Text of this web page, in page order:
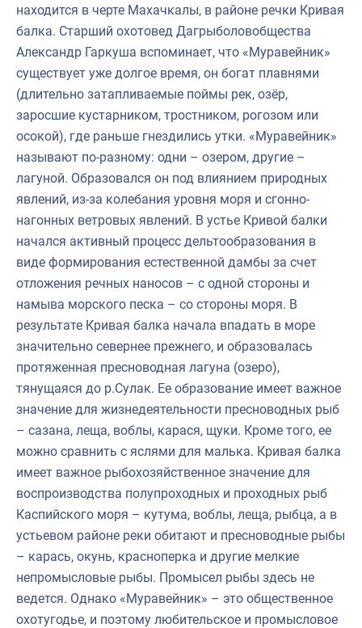
Отрасль в цифрах
Инфографика
Большая африканская экспедиция
Укрепление духовно-нравственных ценностей
События в России и мире
находится в черте Махачкалы, в районе речки Кривая
балка. Старший охотовед Дагрыболовобщества
Александр Гаркуша вспоминает, что «Муравейник»
существует уже долгое время, он богат плавнями
(длительно затапливаемые поймы рек, озёр,
заросшие кустарником, тростником, рогозом или
осокой), где раньше гнездились утки. «Муравейник»
называют по-разному: одни – озером, другие –
лагуной. Образовался он под влиянием природных
явлений, из-за колебания уровня моря и сгонно-
нагонных ветровых явлений. В устье Кривой балки
начался активный процесс дельтообразования в
виде формирования естественной дамбы за счет
отложения речных наносов – с одной стороны и
намыва морского песка – со стороны моря. В
результате Кривая балка начала впадать в море
значительно севернее прежнего, и образовалась
протяженная пресноводная лагуна (озеро),
тянущаяся до р.Сулак. Ее образование имеет важное
значение для жизнедеятельности пресноводных рыб
– сазана, леща, воблы, карася, щуки. Кроме того, ее
можно сравнить с яслями для малька. Кривая балка
имеет важное рыбохозяйственное значение для
воспроизводства полупроходных и проходных рыб
Каспийского моря – кутума, воблы, леща, рыбца, а в
устьевом районе реки обитают и пресноводные рыбы
– карась, окунь, красноперка и другие мелкие
непромысловые рыбы. Промысел рыбы здесь не
ведется. Однако «Муравейник» – это общественное
охотугодье, и поэтому любительское и промысловое